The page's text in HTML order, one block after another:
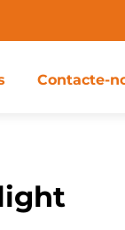
Contacte-